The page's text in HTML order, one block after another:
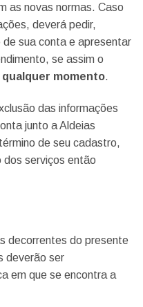
as novas normas. Caso
deverá pedir,
sua conta e apresentar
se assim o
momento.
das informações
junto a Aldeias
de seu cadastro,
dos serviços então
decorrentes do presente
deverão ser
em que se encontra a